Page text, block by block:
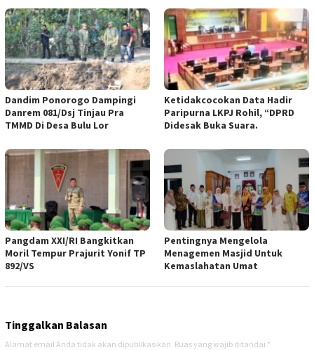
Dandim Ponorogo Dampingi
Danrem 081/Dsj Tinjau Pra
TMMD Di Desa Bulu Lor
Ketidakcocokan Data Hadir
Paripurna LKPJ Rohil, “DPRD
Didesak Buka Suara.
Pangdam XXI/RI Bangkitkan
Moril Tempur Prajurit Yonif TP
892/VS
Pentingnya Mengelola
Menagemen Masjid Untuk
Kemaslahatan Umat
Tinggalkan Balasan
Alamat email Anda tidak akan dipublikasikan. Ruas yang wajib ditandai *